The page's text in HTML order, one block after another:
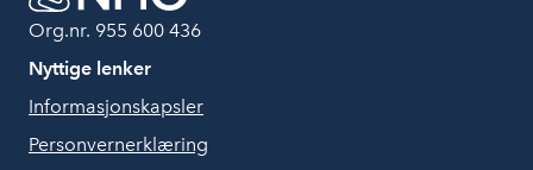
Org.nr. 955 600 436
Nyttige lenker
Informasjonskapsler
Personvernerklæring